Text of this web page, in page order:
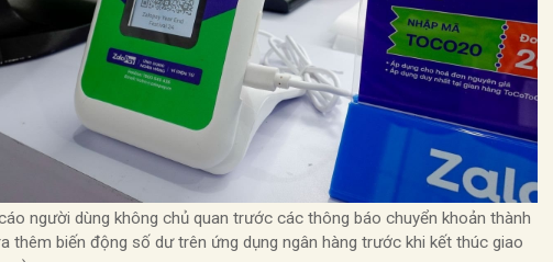
người dùng không chủ quan trước các thông báo chuyển khoản thành
thêm biến động số dư trên ứng dụng ngân hàng trước khi kết thúc giao